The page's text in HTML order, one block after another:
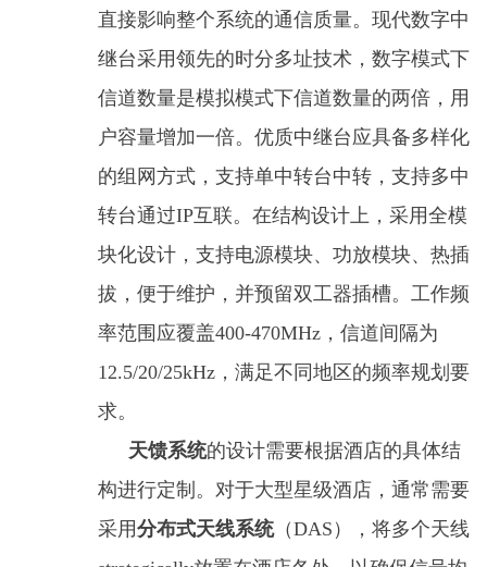
直接影响整个系统的通信质量。现代数字中
继台采用领先的时分多址技术，数字模式下
信道数量是模拟模式下信道数量的两倍，用
户容量增加一倍。优质中继台应具备多样化
的组网方式，支持单中转台中转，支持多中
转台通过IP互联。在结构设计上，采用全模
块化设计，支持电源模块、功放模块、热插
拔，便于维护，并预留双工器插槽。工作频
率范围应覆盖400-470MHz，信道间隔为
12.5/20/25kHz，满足不同地区的频率规划要
求。
天馈系统的设计需要根据酒店的具体结
构进行定制。对于大型星级酒店，通常需要
采用分布式天线系统（DAS），将多个天线